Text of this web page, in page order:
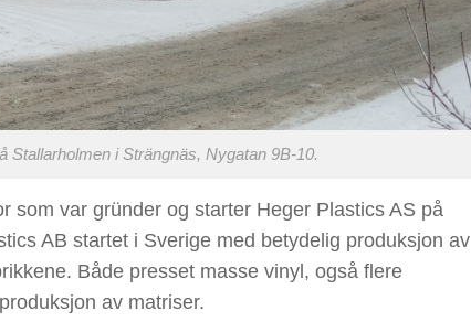
Stallarholmen i Strängnäs, Nygatan 9B-10.
som var gründer og starter Heger Plastics AS på
AB startet i Sverige med betydelig produksjon av
Både presset masse vinyl, også flere
av matriser.